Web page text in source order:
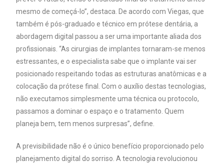
mesmo de começá-lo”, destaca. De acordo com Viegas, que
também é pós-graduado e técnico em prótese dentária, a
abordagem digital passou a ser uma importante aliada dos
profissionais. “As cirurgias de implantes tornaram-se menos
estressantes, e o especialista sabe que o implante vai ser
posicionado respeitando todas as estruturas anatômicas e a
colocação da prótese final. Com o auxílio destas tecnologias,
não executamos simplesmente uma técnica ou protocolo,
passamos a dominar o espaço e o tratamento. Quem
planeja bem, tem menos surpresas”, define.
A previsibilidade não é o único benefício proporcionado pelo
planejamento digital do sorriso. A tecnologia revolucionou